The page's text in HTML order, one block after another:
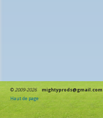
©2009-2026
mightyprods@gmail.com
Haut de page